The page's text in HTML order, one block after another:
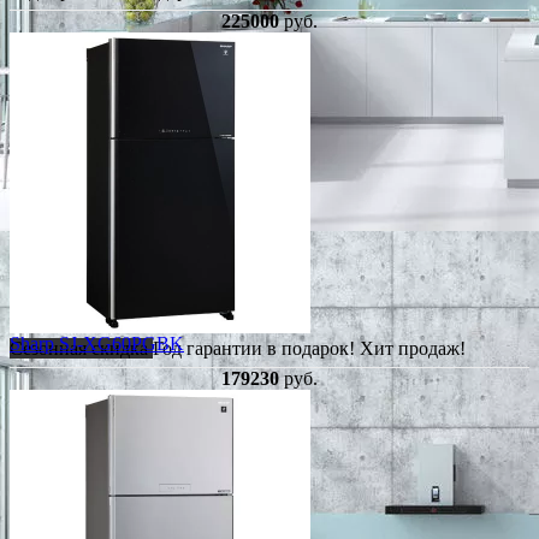
225000руб.
Сезонная скидкаГод гарантии в подарок! Хит продаж!
Sharp SJ-XG60PGBK
179230руб.